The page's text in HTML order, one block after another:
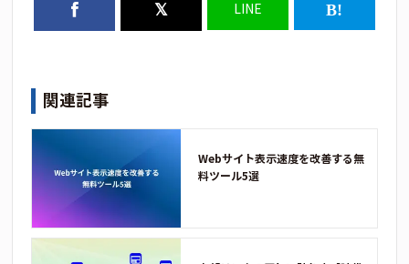
LINE
関連記事
Webサイト表示速度を改善する無
料ツール5選